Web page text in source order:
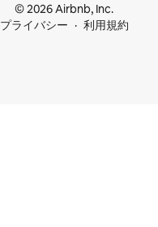
© 2026 Airbnb, Inc.
プライバシー
利用規約